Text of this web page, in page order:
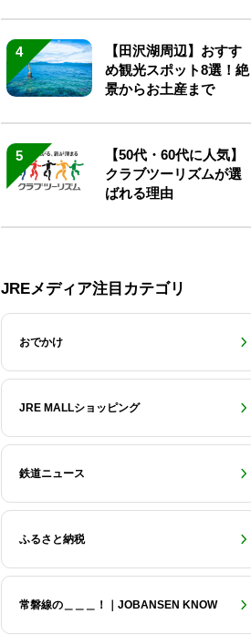
4
【田沢湖周辺】おすす
め観光スポット8選！絶
景からお土産まで
5
【50代・60代に人気】
クラブツーリズムが選
ばれる理由
JREメディア注目カテゴリ
おでかけ
JRE MALLショッピング
鉄道ニュース
ふるさと納税
常磐線の＿＿＿！｜JOBANSEN KNOW